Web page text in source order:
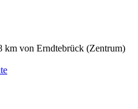
km von Erndtebrück (Zentrum)